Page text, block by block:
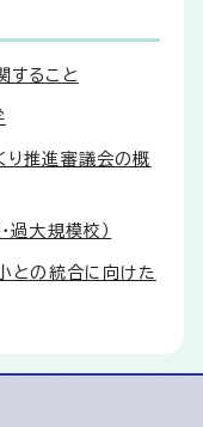
すること
り推進審議会の概
過大規模校）
との統合に向けた